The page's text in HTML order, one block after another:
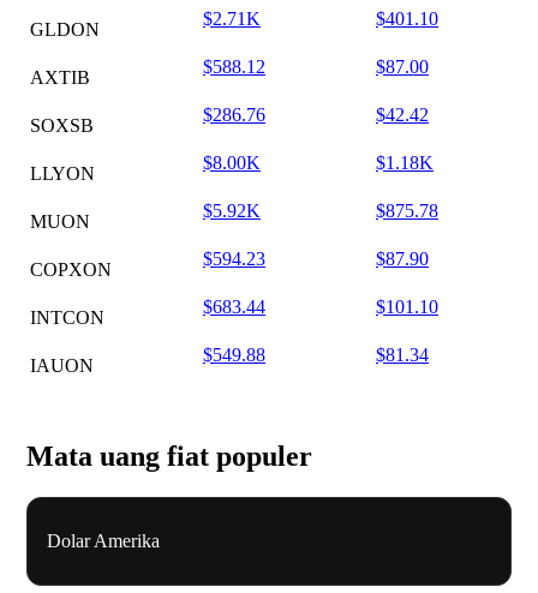
GLDON
$2.71K $401.10
AXTIB
$588.12 $87.00
SOXSB
$286.76 $42.42
LLYON
$8.00K $1.18K
MUON
$5.92K $875.78
COPXON
$594.23 $87.90
INTCON
$683.44 $101.10
IAUON
$549.88 $81.34
Mata uang fiat populer
Dolar Amerika